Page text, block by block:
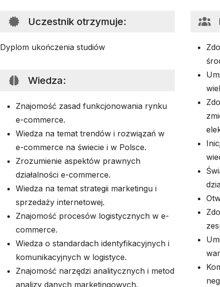
Uczestnik otrzymuje:
Dyplom ukończenia studiów
Wiedza:
Znajomość zasad funkcjonowania rynku
e-commerce.
Wiedza na temat trendów i rozwiązań w
e-commerce na świecie i w Polsce.
Zrozumienie aspektów prawnych
działalności e-commerce.
Wiedza na temat strategii marketingu i
sprzedaży internetowej.
Znajomość procesów logistycznych w e-
commerce.
Wiedza o standardach identyfikacyjnych i
komunikacyjnych w logistyce.
Znajomość narzędzi analitycznych i metod
analizy danych marketingowych.